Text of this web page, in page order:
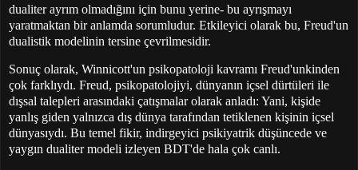
dualiter ayrım olmadığını için bunu yerine- bu ayrışmayı
yaratmaktan bir anlamda sorumludur. Etkileyici olarak bu, Freud'un
dualistik modelinin tersine çevrilmesidir.
Sonuç olarak, Winnicott'un psikopatoloji kavramı Freud'unkinden
çok farklıydı. Freud, psikopatolojiyi, dünyanın içsel dürtüleri ile
dışsal talepleri arasındaki çatışmalar olarak anladı: Yani, kişide
yanlış giden yalnızca dış dünya tarafından tetiklenen kişinin içsel
dünyasıydı. Bu temel fikir, indirgeyici psikiyatrik düşüncede ve
yaygın dualiter modeli izleyen BDT'de hala çok canlı.